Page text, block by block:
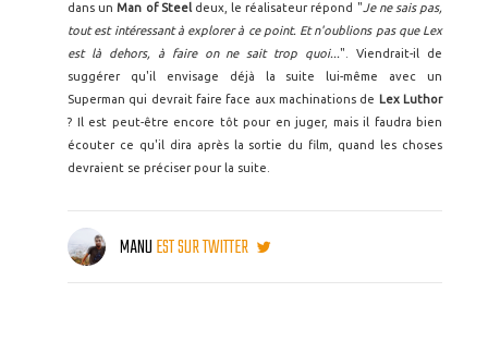
dans unMan of Steeldeux, le réalisateur répond " Je ne sais pas,
tout est intéressant à explorer à ce point. Et n'oublions pas que Lex
est là dehors, à faire on ne sait trop quoi...". Viendrait-il de
suggérer qu'il envisage déjà la suite lui-même avec un
Superman qui devrait faire face aux machinations de Lex Luthor
? Il est peut-être encore tôt pour en juger, mais il faudra bien
écouter ce qu'il dira après la sortie du film, quand les choses
devraient se préciser pour la suite.
MANUEST SUR TWITTER